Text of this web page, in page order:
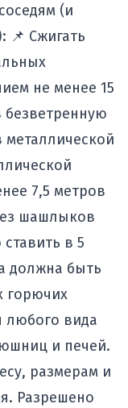
(и
📌 Сжигать
не менее 15
безветренную
металлической
7,5 метров
шашлыков
в 5
должна быть
горючих
любого вида
и печей.
размерам и
Разрешено